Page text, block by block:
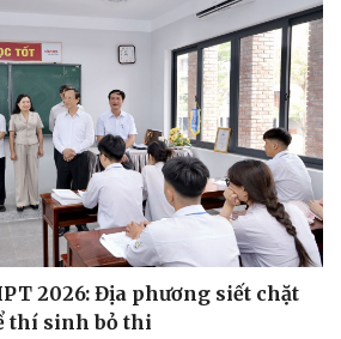
2026: Địa phương siết chặt
thí sinh bỏ thi